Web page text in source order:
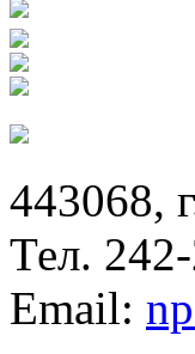
443068,
Тел.
Email: